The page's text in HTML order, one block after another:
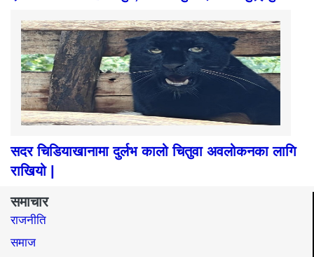
सदर चिडियाखानामा दुर्लभ कालो चितुवा अवलोकनका लागि
राखियो |
समाचार
राजनीति
समाज​